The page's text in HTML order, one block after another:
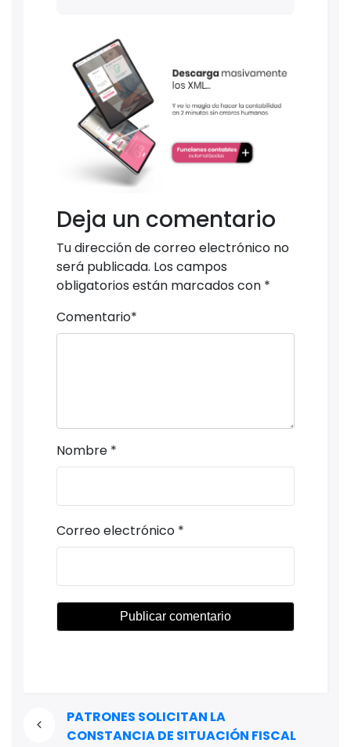
Deja un comentario
Tu dirección de correo electrónico no
será publicada. Los campos
obligatorios están marcados con *
Comentario*
Nombre *
Correo electrónico *
PATRONES SOLICITAN LA
CONSTANCIA DE SITUACIÓN FISCAL